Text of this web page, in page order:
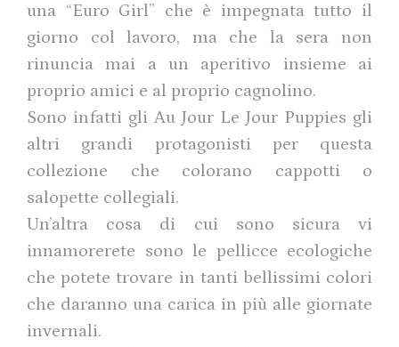
una “Euro Girl” che è impegnata tutto il
giorno col lavoro, ma che la sera non
rinuncia mai a un aperitivo insieme ai
proprio amici e al proprio cagnolino.
Sono infatti gli Au Jour Le Jour Puppies gli
altri grandi protagonisti per questa
collezione che colorano cappotti o
salopette collegiali.
Un’altra cosa di cui sono sicura vi
innamorerete sono le pellicce ecologiche
che potete trovare in tanti bellissimi colori
che daranno una carica in più alle giornate
invernali.